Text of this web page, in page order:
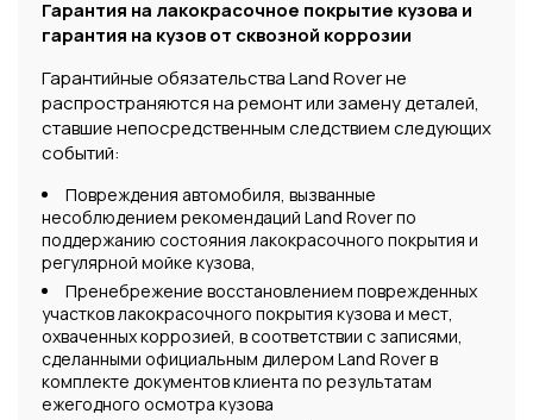
Гарантия на лакокрасочное покрытие кузова и
гарантия на кузов от сквозной коррозии
Гарантийные обязательства Land Rover не
распространяются на ремонт или замену деталей,
ставшие непосредственным следствием следующих
событий:
Повреждения автомобиля, вызванные
несоблюдением рекомендаций Land Rover по
поддержанию состояния лакокрасочного покрытия и
регулярной мойке кузова,
Пренебрежение восстановлением поврежденных
участков лакокрасочного покрытия кузова и мест,
охваченных коррозией, в соответствии с записями,
сделанными официальным дилером Land Rover в
комплекте документов клиента по результатам
ежегодного осмотра кузова